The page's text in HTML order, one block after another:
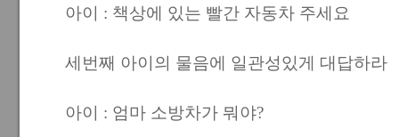
아이 : 책상에 있는 빨간 자동차 주세요
세번째 아이의 물음에 일관성있게 대답하라
아이 : 엄마 소방차가 뭐야?